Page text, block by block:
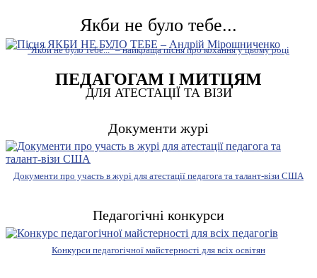
Якби не було тебе...
"Якби не було тебе..." – найкраща пісня про кохання у цьому році
ПЕДАГОГАМ І МИТЦЯМ
ДЛЯ АТЕСТАЦІЇ ТА ВІЗИ
Документи журі
Документи про участь в журі для атестації педагога та талант-візи США
Педагогічні конкурси
Конкурси педагогічної майстерності для всіх освітян